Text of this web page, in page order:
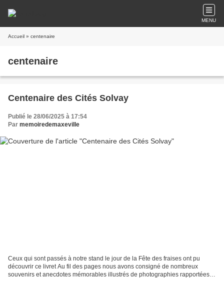
MENU
Accueil » centenaire
centenaire
Centenaire des Cités Solvay
Publié le 28/06/2025 à 17:54
Par memoiredemaxeville
Ceux qui sont passés à notre stand le jour de la Fête des fraises ont pu
découvrir ce livret Au fil des pages nous avons consigné de nombreux
souvenirs et anecdotes mémorables illustrés de photographies rapportées